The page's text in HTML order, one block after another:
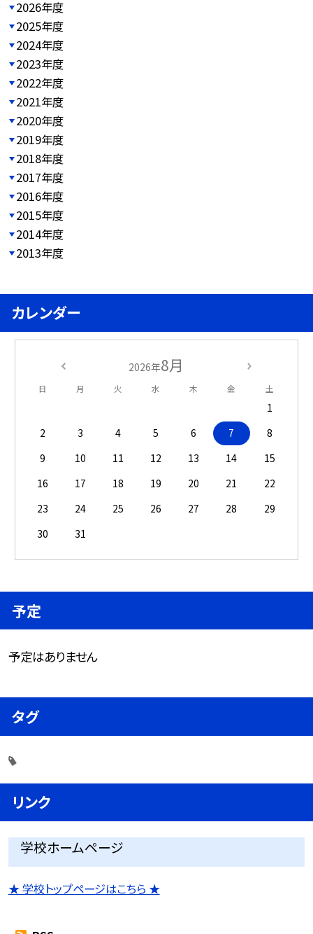
2026年度
2025年度
2024年度
2023年度
2022年度
2021年度
2020年度
2019年度
2018年度
2017年度
2016年度
2015年度
2014年度
2013年度
カレンダー
2026年8月
日 月 火 水 木 金 土
1
2
3 4 5 6 7
8
9
10 11 12 13 14
15
16
17 18 19 20 21
22
23
24 25 26 27 28
29
30
31
予定
予定はありません
タグ
リンク
学校ホームページ
★ 学校トップページはこちら ★